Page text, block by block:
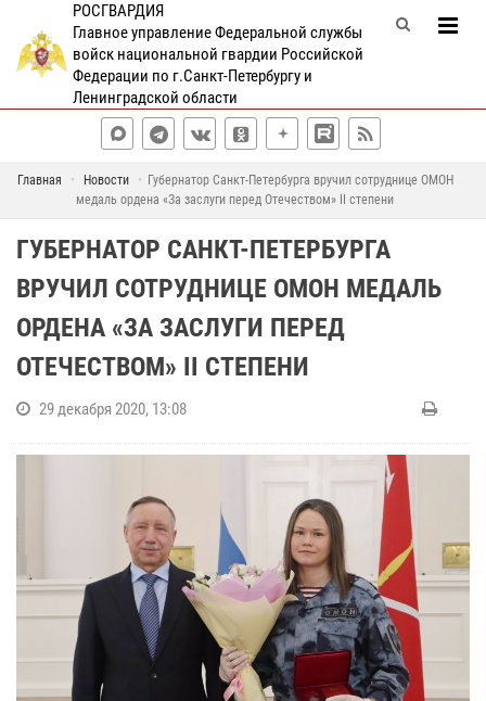
РОСГВАРДИЯ
Главное управление Федеральной службы
войск национальной гвардии Российской
Федерации по г.Санкт-Петербургу и
Ленинградской области
Главная Новости
Губернатор Санкт-Петербурга вручил сотруднице ОМОН
медаль ордена «За заслуги перед Отечеством» II степени
ГУБЕРНАТОР САНКТ-ПЕТЕРБУРГА
ВРУЧИЛ СОТРУДНИЦЕ ОМОН МЕДАЛЬ
ОРДЕНА «ЗА ЗАСЛУГИ ПЕРЕД
ОТЕЧЕСТВОМ» II СТЕПЕНИ
29 декабря 2020, 13:08